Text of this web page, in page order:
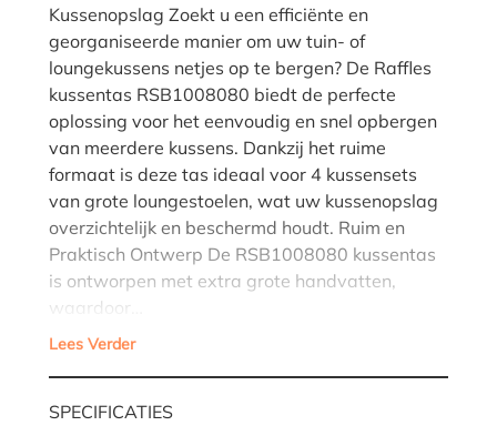
Kussenopslag Zoekt u een efficiënte en
georganiseerde manier om uw tuin- of
loungekussens netjes op te bergen? De Raffles
kussentas RSB1008080 biedt de perfecte
oplossing voor het eenvoudig en snel opbergen
van meerdere kussens. Dankzij het ruime
formaat is deze tas ideaal voor 4 kussensets
van grote loungestoelen, wat uw kussenopslag
overzichtelijk en beschermd houdt. Ruim en
Praktisch Ontwerp De RSB1008080 kussentas
is ontworpen met extra grote handvatten,
waardoor…
Lees Verder
SPECIFICATIES